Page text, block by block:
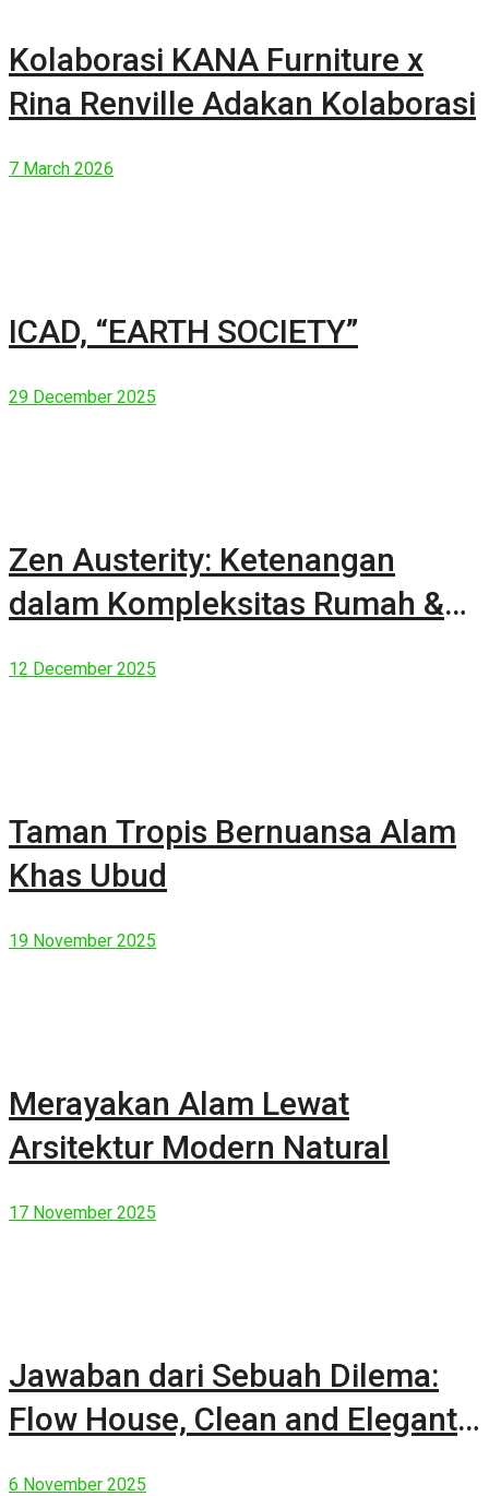
Kolaborasi KANA Furniture x
Rina Renville Adakan Kolaborasi
7 March 2026
ICAD, “EARTH SOCIETY”
29 December 2025
Zen Austerity: Ketenangan
dalam Kompleksitas Rumah &
12 December 2025
Taman Tropis Bernuansa Alam
Khas Ubud
19 November 2025
Merayakan Alam Lewat
Arsitektur Modern Natural
17 November 2025
Jawaban dari Sebuah Dilema:
Flow House, Clean and Elegant
6 November 2025